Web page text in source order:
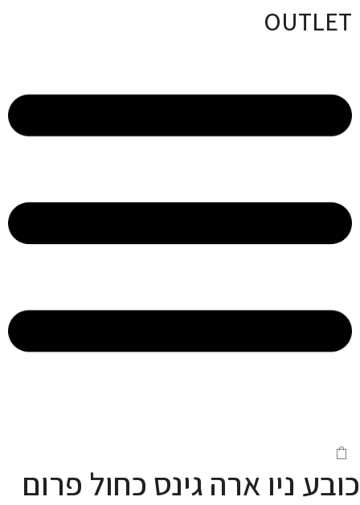
OUTLET
כובע ניו ארה גינס כחול פרום